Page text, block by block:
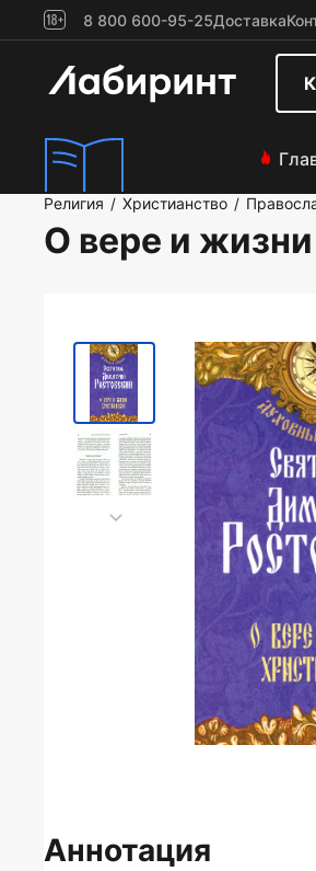
8 800 600-95-25Доставка
Религия / Христианство /
О вере и
Аннотация